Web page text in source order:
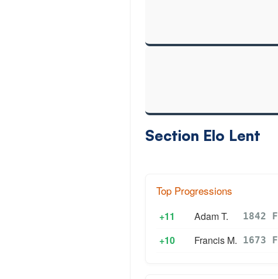
Section Elo Lent
Top Progressions
+11 Adam T. 1842 F
+10 Francis M. 1673 F